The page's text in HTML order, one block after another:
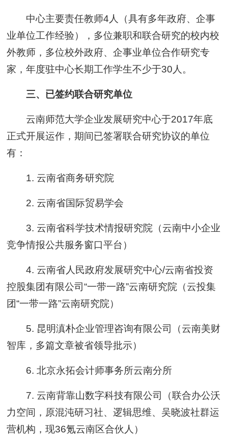
中心主要责任教师4人（具有多年政府、企事
业单位工作经验），多位兼职和联合研究的校内校
外教师，多位校外政府、企事业单位合作研究专
家，年度驻中心长期工作学生不少于30人。
三、已签约联合研究单位
云南师范大学企业发展研究中心于2017年底
正式开展运作，期间已签署联合研究协议的单位
有：
1. 云南省商务研究院
2. 云南省国际贸易学会
3. 云南省科学技术情报研究院（云南中小企业
竞争情报公共服务窗口平台）
4. 云南省人民政府发展研究中心/云南省投资
控股集团有限公司“一带一路”云南研究院（云投集
团“一带一路”云南研究院）
5. 昆明滇朴企业管理咨询有限公司（云南美财
智库，多篇文章被省领导批示）
6. 北京永拓会计师事务所云南分所
7. 云南背靠山数字科技有限公司（联合办公沃
力空间，原混沌研习社、逻辑思维、吴晓波社群运
营机构，现36氪云南区合伙人）